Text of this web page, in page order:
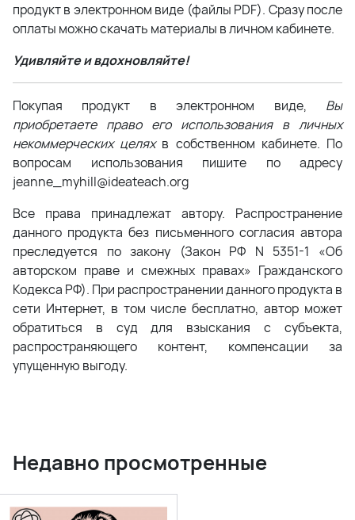
продукт в электронном виде (файлы PDF). Сразу после
оплаты можно скачать материалы в личном кабинете.
Удивляйте и вдохновляйте!
Покупая продукт в электронном виде, Вы
приобретаете право его использования в личных
некоммерческих целяхв собственном кабинете. По
вопросам использования пишите по адресу
jeanne_myhill@ideateach.org
Все права принадлежат автору. Распространение
данного продукта без письменного согласия автора
преследуется по закону (Закон РФ N 5351-1 «Об
авторском праве и смежных правах» Гражданского
Кодекса РФ). При распространении данного продукта в
сети Интернет, в том числе бесплатно, автор может
обратиться в суд для взыскания с субъекта,
распространяющего контент, компенсации за
упущенную выгоду.
Недавно просмотренные